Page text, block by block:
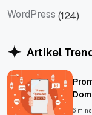
WordPress (124)
Artikel
6